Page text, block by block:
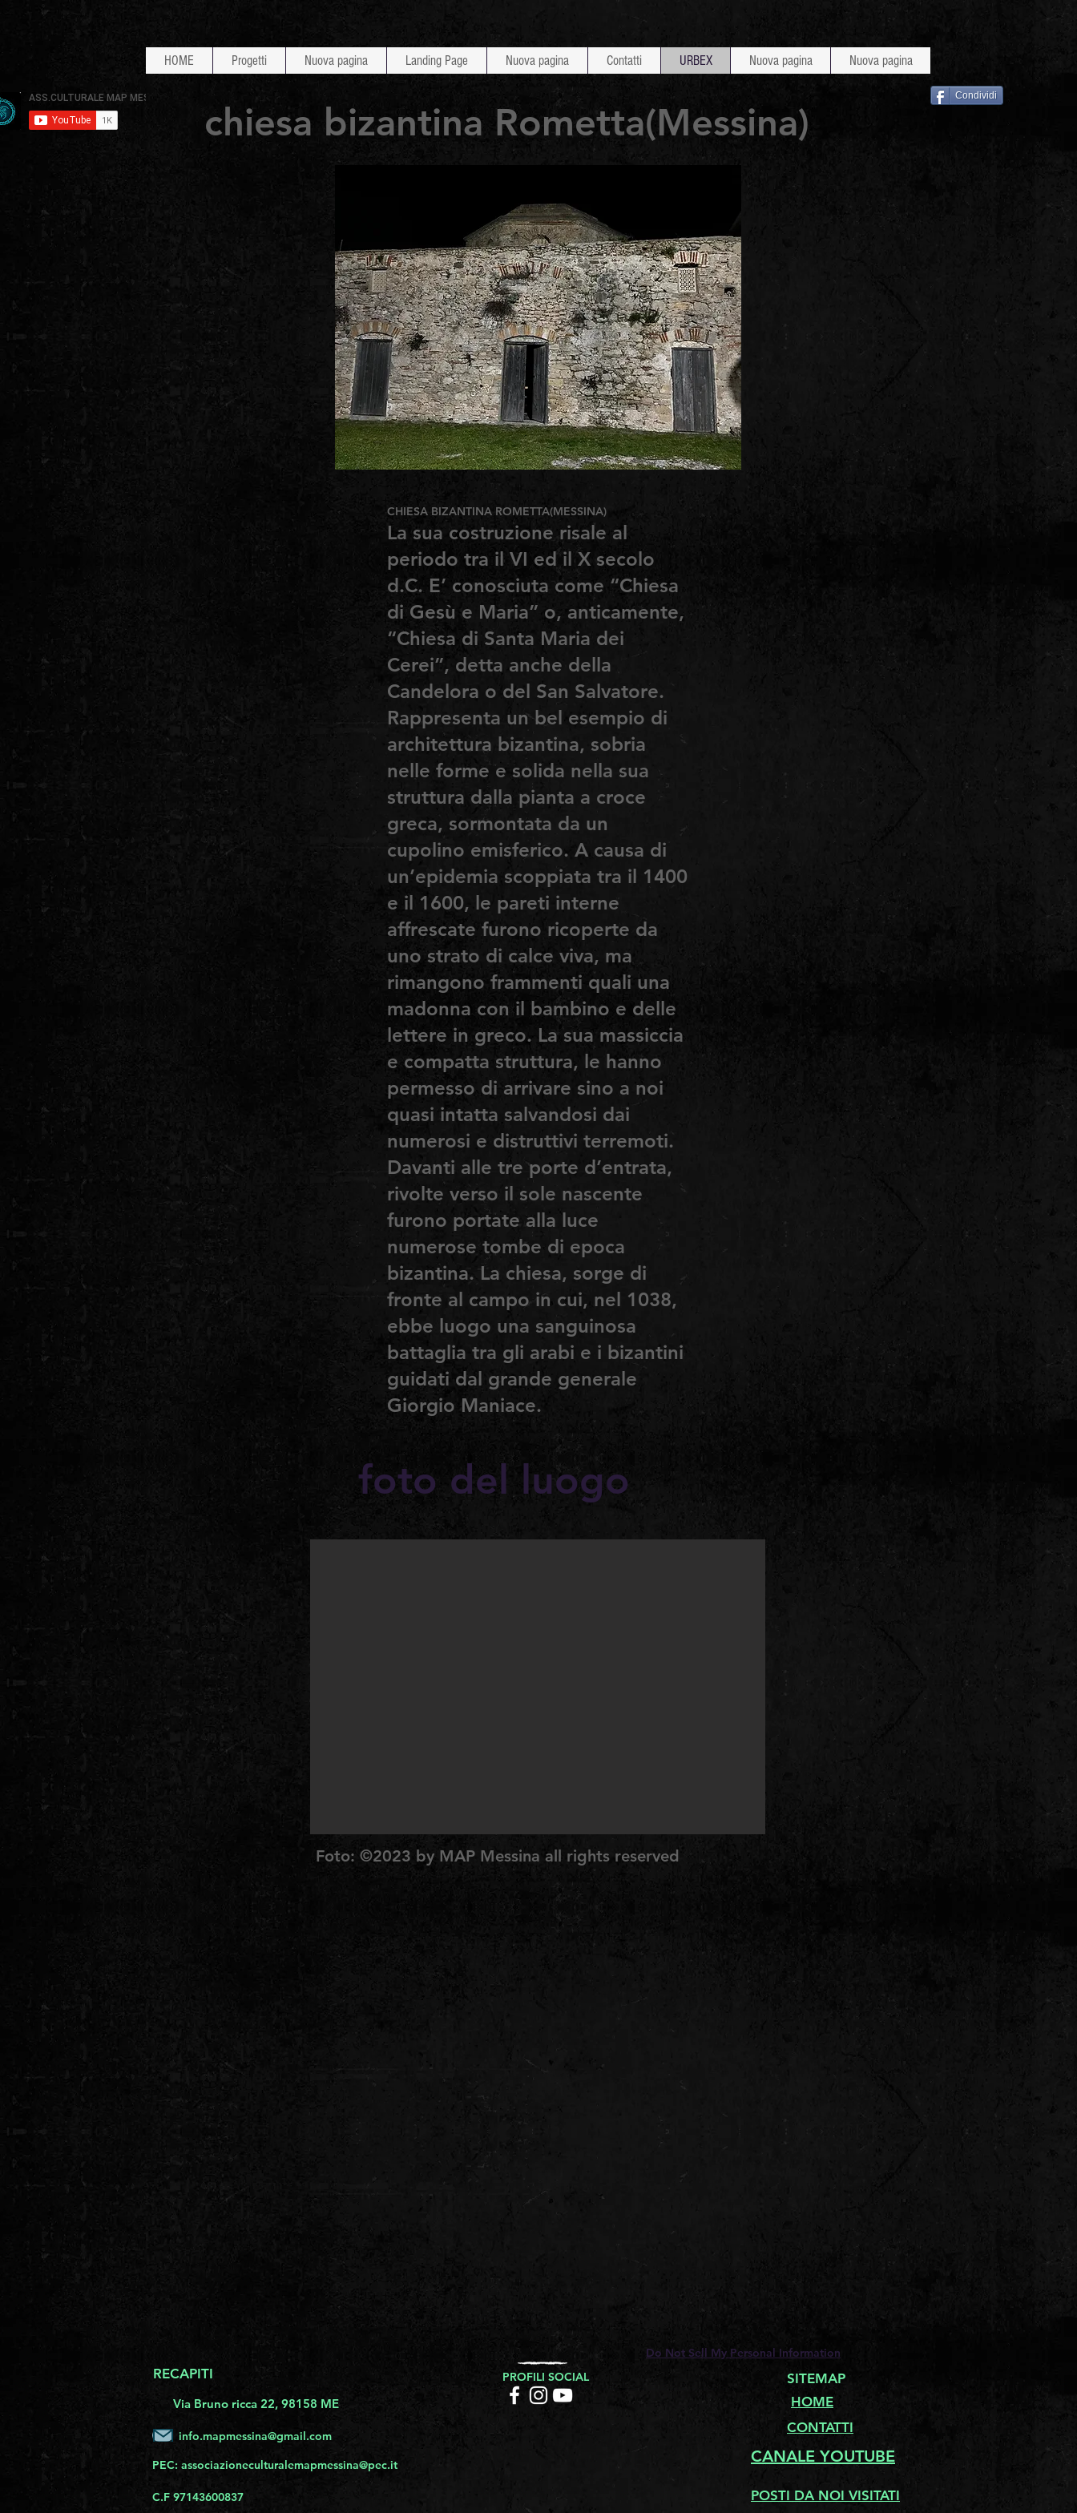
HOME Progetti Nuova pagina Landing Page Nuova pagina Contatti URBEX Nuova pagina Nuova pagina
chiesa bizantina Rometta(Messina)
CHIESA BIZANTINA ROMETTA(MESSINA)
La sua costruzione risale al
periodo tra il VI ed il X secolo
d.C. E’ conosciuta come “Chiesa
di Gesù e Maria” o, anticamente,
“Chiesa di Santa Maria dei
Cerei”, detta anche della
Candelora o del San Salvatore.
Rappresenta un bel esempio di
architettura bizantina, sobria
nelle forme e solida nella sua
struttura dalla pianta a croce
greca, sormontata da un
cupolino emisferico. A causa di
un’epidemia scoppiata tra il 1400
e il 1600, le pareti interne
affrescate furono ricoperte da
uno strato di calce viva, ma
rimangono frammenti quali una
madonna con il bambino e delle
lettere in greco. La sua massiccia
e compatta struttura, le hanno
permesso di arrivare sino a noi
quasi intatta salvandosi dai
numerosi e distruttivi terremoti.
Davanti alle tre porte d’entrata,
rivolte verso il sole nascente
furono portate alla luce
numerose tombe di epoca
bizantina. La chiesa, sorge di
fronte al campo in cui, nel 1038,
ebbe luogo una sanguinosa
battaglia tra gli arabi e i bizantini
guidati dal grande generale
Giorgio Maniace.
foto del luogo
Foto: ©2023 by MAP Messina all rights reserved
Condividi
RECAPITI
Via Bruno ricca 22, 98158 ME
info.mapmessina@gmail.com
PEC: associazioneculturalemapmessina@pec.it
C.F 97143600837
Do Not Sell My Personal Information
PROFILI SOCIAL
SITEMAP
HOME
CONTATTI
CANALE YOUTUBE
POSTI DA NOI VISITATI